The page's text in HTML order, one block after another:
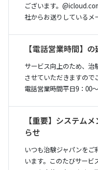
ございます。
社からお送りしている
【電話営業時間】
サービス向上のため、治
させていただきますので
電話営業時間平日9：00
【重要】システム
らせ
いつも治験ジャパンをご
います。このたびサービ